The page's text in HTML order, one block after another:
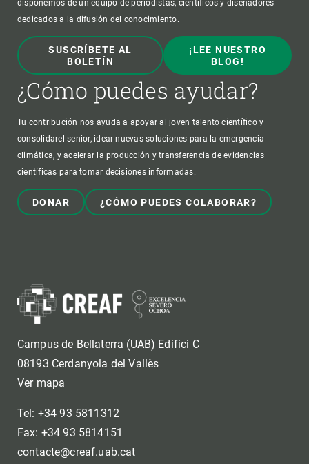
disponemos de un equipo de periodistas, científicos y diseñadores
dedicados a la difusión del conocimiento.
SUSCRÍBETE AL
BOLETÍN
¡LEE NUESTRO
BLOG!
¿Cómo puedes ayudar?
Tu contribución nos ayuda a apoyar al joven talento científico y
consolidarel senior, idear nuevas soluciones para la emergencia
climática, y acelerar la producción y transferencia de evidencias
científicas para tomar decisiones informadas.
DONAR ¿CÓMO PUEDES COLABORAR?
Campus de Bellaterra (UAB) Edifici C
08193 Cerdanyola del Vallès
Ver mapa
Tel: +34 93 5811312
Fax: +34 93 5814151
contacte@creaf.uab.cat